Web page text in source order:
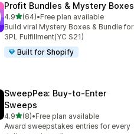
Profit Bundles & Mystery Boxes
4.95つ星中
(64)
合計レビュー数：64件
•Free plan available
Build viral Mystery Boxes & Bundle for
3PL Fulfillment(YC S21)
Built for Shopify
SweepPea: Buy‑to‑Enter
Sweeps
4.95つ星中
(8)
合計レビュー数：8件
•Free plan available
Award sweepstakes entries for every